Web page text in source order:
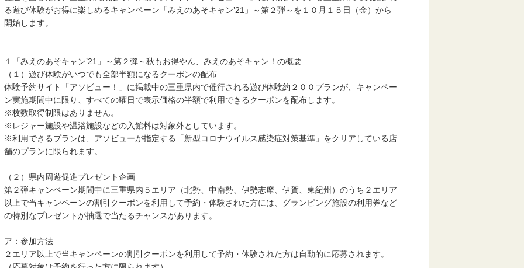
る遊び体験がお得に楽しめるキャンペーン「みえのあそキャン’21」～第２弾～を１０月１５日（金）から
開始します。
１「みえのあそキャン’21」～第２弾～秋もお得やん、みえのあそキャン！の概要
（１）遊び体験がいつでも全部半額になるクーポンの配布
体験予約サイト「アソビュー！」に掲載中の三重県内で催行される遊び体験約２００プランが、キャンペー
ン実施期間中に限り、すべての曜日で表示価格の半額で利用できるクーポンを配布します。
※枚数取得制限はありません。
※レジャー施設や温浴施設などの入館料は対象外としています。
※利用できるプランは、アソビューが指定する「新型コロナウイルス感染症対策基準」をクリアしている店
舗のプランに限られます。
（２）県内周遊促進プレゼント企画
第２弾キャンペーン期間中に三重県内５エリア（北勢、中南勢、伊勢志摩、伊賀、東紀州）のうち２エリア
以上で当キャンペーンの割引クーポンを利用して予約・体験された方には、グランピング施設の利用券など
の特別なプレゼントが抽選で当たるチャンスがあります。
ア：参加方法
２エリア以上で当キャンペーンの割引クーポンを利用して予約・体験された方は自動的に応募されます。